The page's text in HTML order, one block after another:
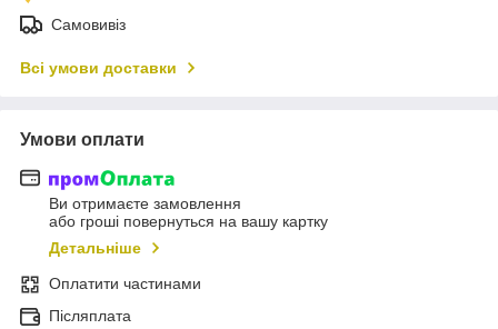
Самовивіз
Всі умови доставки
Умови оплати
Ви отримаєте замовлення
або гроші повернуться на вашу картку
Детальніше
Оплатити частинами
Післяплата